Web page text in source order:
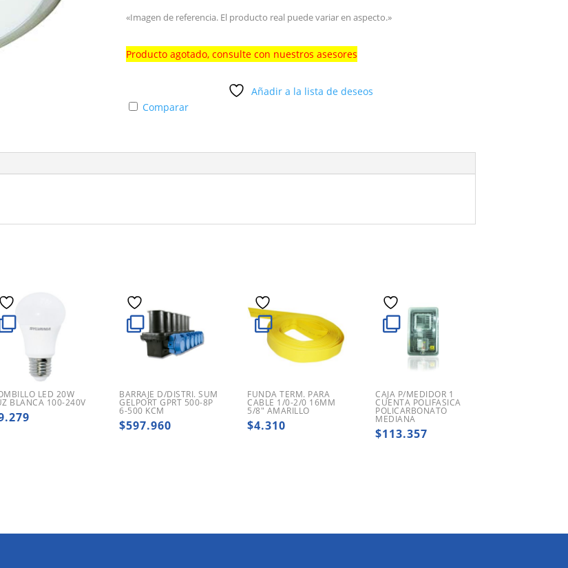
«Imagen de referencia. El producto real puede variar en aspecto.»
Producto agotado, consulte con nuestros asesores
Añadir a la lista de deseos
Comparar
LED 20W
BLANCA 100-240V
BARRAJE D/DISTRI. SUM
GELPORT GPRT 500-8P
6-500 KCM
$597.960
FUNDA TERM. PARA
CABLE 1/0-2/0 16MM
5/8″ AMARILLO
$4.310
CAJA P/MEDIDOR 1
CUENTA POLIFASICA
POLICARBONATO
MEDIANA
$113.357